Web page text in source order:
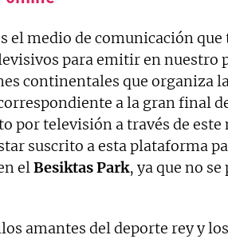
el medio de comunicación que
para emitir en nuestro
continentales que organiza
a la gran final
por televisión a través de este
suscrito a esta plataforma
elBesiktas Park, ya que no
amantes del deporte rey y